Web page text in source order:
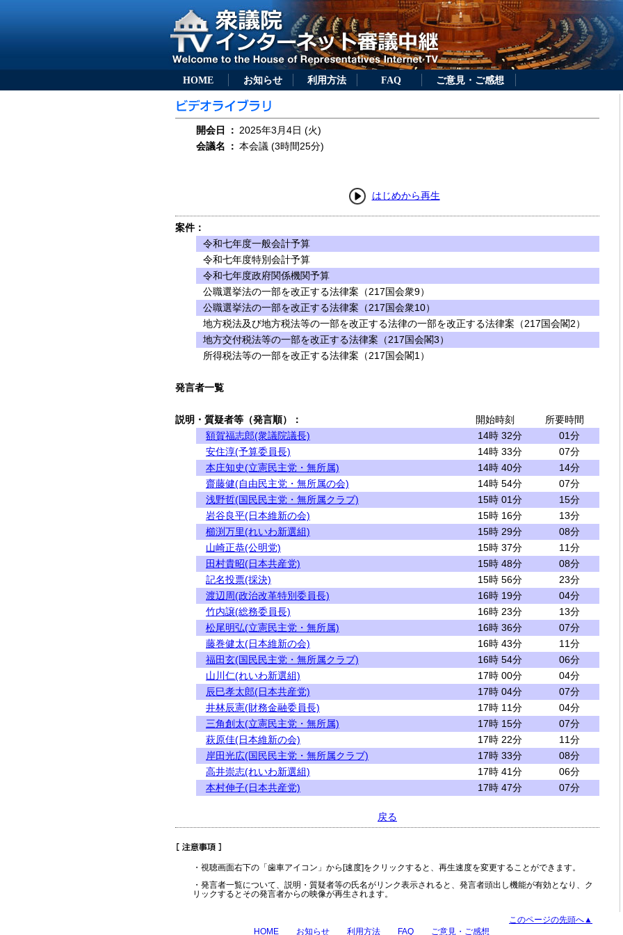
HOME お知らせ 利用方法 FAQ ご意見・ご感想
開会日 ： 2025年3月4日 (火)
会議名
： 本会議 (3時間25分)
はじめから再生
案件：
令和七年度一般会計予算
令和七年度特別会計予算
令和七年度政府関係機関予算
公職選挙法の一部を改正する法律案（217国会衆9）
公職選挙法の一部を改正する法律案（217国会衆10）
地方税法及び地方税法等の一部を改正する法律の一部を改正する法律案（217国会閣2）
地方交付税法等の一部を改正する法律案（217国会閣3）
所得税法等の一部を改正する法律案（217国会閣1）
発言者一覧
説明・質疑者等（発言順）： 開始時刻
所要時間
額賀福志郎(衆議院議長)
14時 32分
01分
安住淳(予算委員長)
14時 33分
07分
本庄知史(立憲民主党・無所属)
14時 40分
14分
齋藤健(自由民主党・無所属の会)
14時 54分
07分
浅野哲(国民民主党・無所属クラブ)
15時 01分
15分
岩谷良平(日本維新の会)
15時 16分
13分
櫛渕万里(れいわ新選組)
15時 29分
08分
山崎正恭(公明党)
15時 37分
11分
田村貴昭(日本共産党)
15時 48分
08分
記名投票(採決)
15時 56分
23分
渡辺周(政治改革特別委員長)
16時 19分
04分
竹内譲(総務委員長)
16時 23分
13分
松尾明弘(立憲民主党・無所属)
16時 36分
07分
藤巻健太(日本維新の会)
16時 43分
11分
福田玄(国民民主党・無所属クラブ)
16時 54分
06分
山川仁(れいわ新選組)
17時 00分
04分
辰巳孝太郎(日本共産党)
17時 04分
07分
井林辰憲(財務金融委員長)
17時 11分
04分
三角創太(立憲民主党・無所属)
17時 15分
07分
萩原佳(日本維新の会)
17時 22分
11分
岸田光広(国民民主党・無所属クラブ)
17時 33分
08分
高井崇志(れいわ新選組)
17時 41分
06分
本村伸子(日本共産党)
17時 47分 07分
戻る
・視聴画面右下の「歯車アイコン」から[速度]をクリックすると、再生速度を変更することができます。
・発言者一覧について、説明・質疑者等の氏名がリンク表示されると、発言者頭出し機能が有効となり、ク
リックするとその発言者からの映像が再生されます。
このページの先頭へ▲
HOME
お知らせ 利用方法 FAQ ご意見・ご感想